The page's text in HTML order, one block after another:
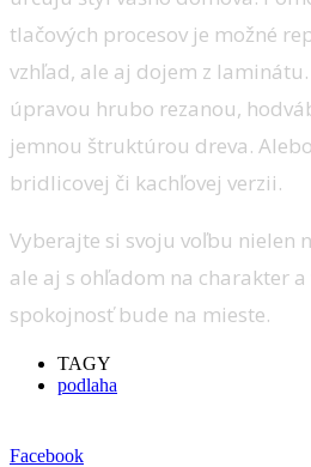
tlačových procesov je možné
vzhľad, ale aj dojem z
úpravou hrubo rezanou,
jemnou štruktúrou dreva.
bridlicovej či kachľovej verzii.
Vyberajte si svoju voľbu nielen
ale aj s ohľadom na charakter
spokojnosť bude na mieste.
TAGY
podlaha
Facebook